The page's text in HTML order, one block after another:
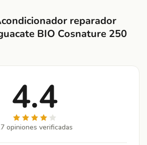
reparador
BIO Cosnature 250
4.4
opiniones verificadas